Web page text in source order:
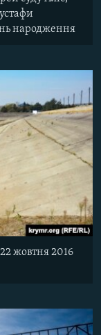
народження
жовтня 2016